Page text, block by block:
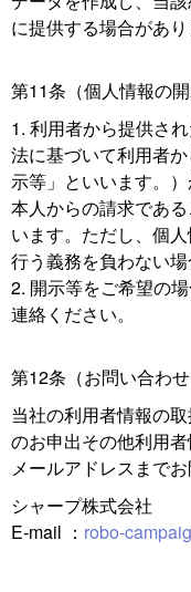
に提供する場合があり
第11条（個人情報の開
利用者から提供さ
法に基づいて利用者
示等」といいます。
本人からの請求であ
います。ただし、個
行う義務を負わない
開示等をご希望の
連絡ください。
第12条（お問い合わせ
当社の利用者情報の
のお申出その他利用
メールアドレスまでお
シャープ株式会社
E-mail ： robo-